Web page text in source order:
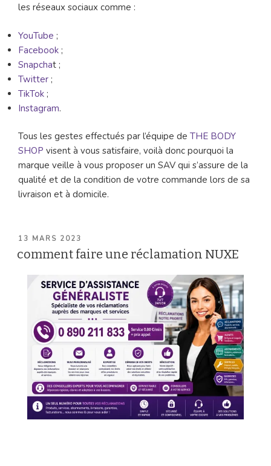
les réseaux sociaux comme :
YouTube ;
Facebook ;
Snapchat ;
Twitter ;
TikTok ;
Instagram.
Tous les gestes effectués par l’équipe de THE BODY
SHOP visent à vous satisfaire, voilà donc pourquoi la
marque veille à vous proposer un SAV qui s’assure de la
qualité et de la condition de votre commande lors de sa
livraison et à domicile.
PUBLIÉ
13 MARS 2023
comment faire une réclamation NUXE